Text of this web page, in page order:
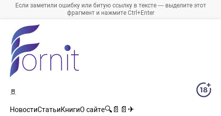
Если заметили ошибку или битую ссылку в тексте — выделите этот
фрагмент и нажмите Ctrl+Enter
🚪
НовостиСтатьиКнигиО сайте🔍 📄 📄 ✈